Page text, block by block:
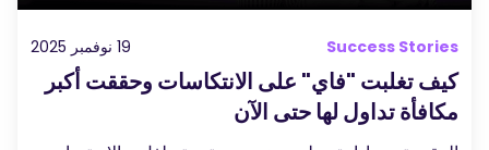
Success Stories 19 نوفمبر 2025
كيف تغلبت "فاي" على الانتكاسات وحققت أكبر
مكافأة تداول لها حتى الآن